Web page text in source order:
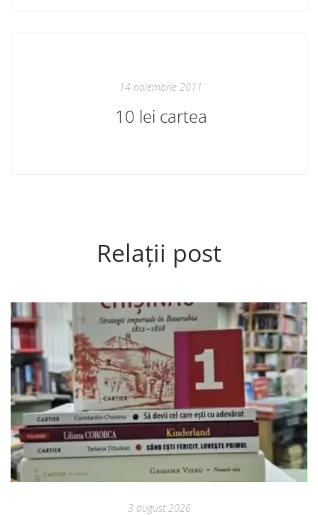
14 noiembrie 2011
10 lei cartea
Relații post
3 august 2026